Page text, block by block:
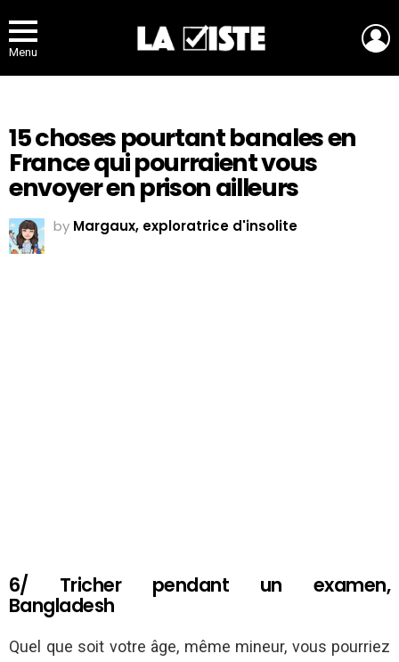
Menu
15 choses pourtant banales en
France qui pourraient vous
envoyer en prison ailleurs
by Margaux, exploratrice d'insolite
6/ Tricher pendant un examen,
Bangladesh
Quel que soit votre âge, même mineur, vous pourriez